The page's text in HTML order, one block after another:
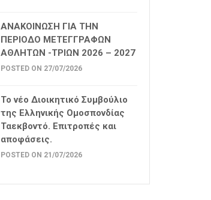
ΑΝΑΚΟΙΝΩΣΗ ΓΙΑ ΤΗΝ
ΠΕΡΙΟΔΟ ΜΕΤΕΓΓΡΑΦΩΝ
ΑΘΛΗΤΩΝ -ΤΡΙΩΝ 2026 – 2027
POSTED ON 27/07/2026
Το νέο Διοικητικό Συμβούλιο
της Ελληνικής Ομοσπονδίας
Ταεκβοντό. Επιτροπές και
αποφάσεις.
POSTED ON 21/07/2026